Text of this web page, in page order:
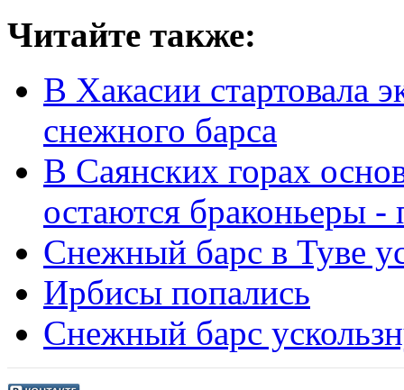
Читайте также:
В Хакасии стартовала
снежного барса
В Саянских горах
остаются браконьеры -
Снежный барс в Туве
Ирбисы попались
Снежный барс